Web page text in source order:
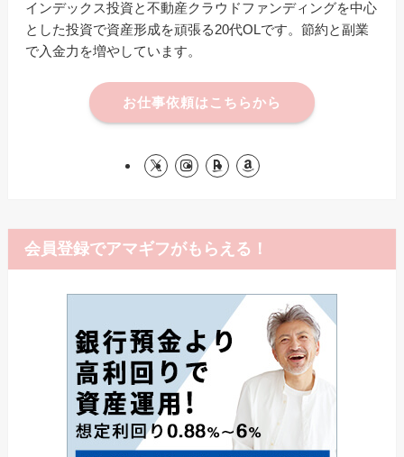
インデックス投資と不動産クラウドファンディングを中心
とした投資で資産形成を頑張る20代OLです。節約と副業
で入金力を増やしています。
お仕事依頼はこちらから
会員登録でアマギフがもらえる！